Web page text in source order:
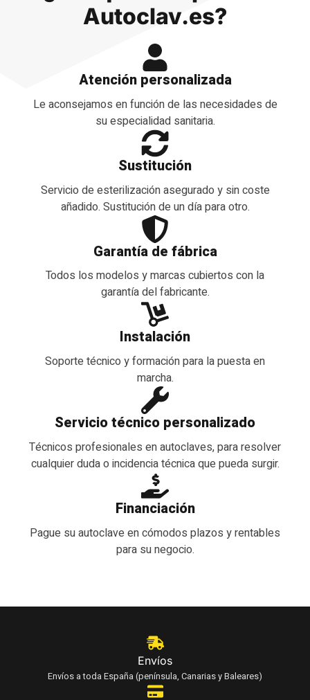
Autoclav.es?
Atención personalizada
Le aconsejamos en función de las necesidades de
su especialidad sanitaria.
Sustitución
Servicio de esterilización asegurado y sin coste
añadido. Sustitución de un día para otro.
Garantía de fábrica
Todos los modelos y marcas cubiertos con la
garantía del fabricante.
Instalación
Soporte técnico y formación para la puesta en
marcha.
Servicio técnico personalizado
Técnicos profesionales en autoclaves, para resolver
cualquier duda o incidencia técnica que pueda surgir.
Financiación
Pague su autoclave en cómodos plazos y rentables
para su negocio.
Envíos
Envíos a toda España (península, Canarias y Baleares)